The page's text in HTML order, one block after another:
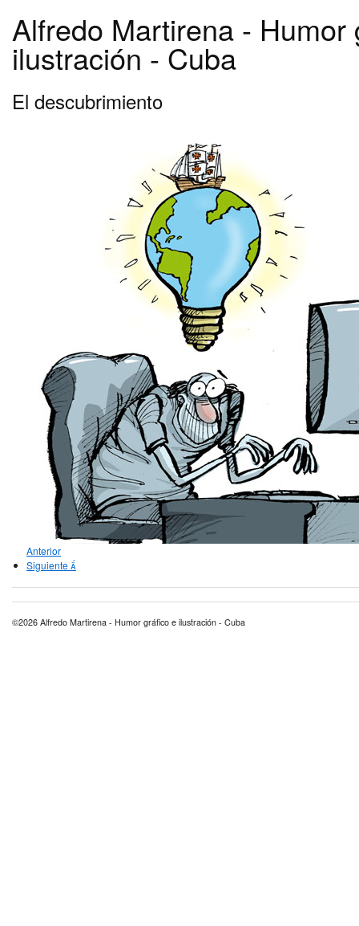
Alfredo Martirena - Humor
ilustración - Cuba
El descubrimiento
Anterior
Siguiente
©2026 Alfredo Martirena - Humor gráfico e ilustración - Cuba